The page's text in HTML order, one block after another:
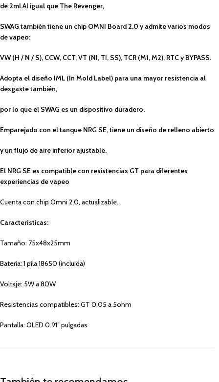
de 2ml.Al igual que The Revenger,
SWAG también tiene un chip OMNI Board 2.0 y admite varios modos
de vapeo:
VW (H / N / S), CCW, CCT, VT (NI, TI, SS), TCR (M1, M2), RTC y BYPASS.
Adopta el diseño IML (In Mold Label) para una mayor resistencia al
desgaste también,
por lo que el SWAG es un dispositivo duradero.
Emparejado con el tanque NRG SE, tiene un diseño de relleno abierto
y un flujo de aire inferior ajustable.
El NRG SE es compatible con resistencias GT para diferentes
experiencias de vapeo
Cuenta con chip Omni 2.0, actualizable.
Características:
Tamaño: 75x48x25mm
Batería: 1 pila 18650 (incluida)
Voltaje: 5W a 80W
Resistencias compatibles: GT 0.05 a 5ohm
Pantalla: OLED 0.91″ pulgadas